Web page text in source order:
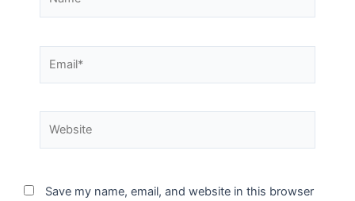
Save my name, email, and website in this browser